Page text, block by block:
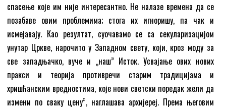
спасење које им није интересантно. Не налазе времена да се
позабаве овим проблемима; стога их игноришу, па чак и
исмејавају. Као резултат, суочавамо се са секуларизацијом
унутар Цркве, нарочито у Западном свету, који, кроз моду за
све западњачко, вуче и „наш” Исток. Усвајање ових нових
пракси и теорија противречи старим традицијама и
хришћанским вредностима, које нови светски поредак жели да
измени по сваку цену”, наглашава архијереј. Према његовим